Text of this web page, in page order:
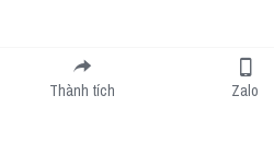
Submit
Thành tích Zalo